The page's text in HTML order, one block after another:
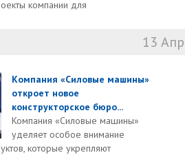
компании для
13
Компания «Силовые машины»
откроет новое
конструкторское бюро...
Компания «Силовые машины»
уделяет особое внимание
которые укрепляют